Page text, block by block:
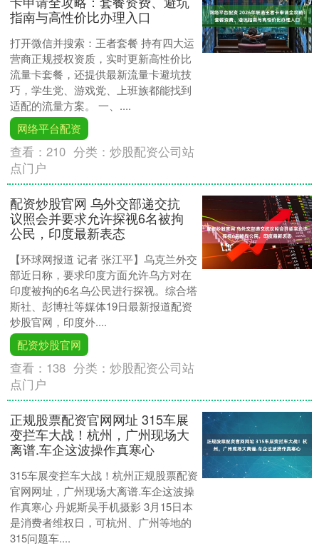
指南与高性价比办理入口
打开微信并搜索：王者套餐 持有四大运
营商正规授权资质，实时更新高性价比
流量卡套餐，还提供最新流量卡避坑技
巧，学生党、游戏党、上班族都能找到
适配的流量方案。 一、....
网络平台配资
查看：210 分类：炒股配资公司站
点门户
配资炒股官网 乌外交部递交抗
议照会并要求允许探视6名被拘
公民，印度最新表态
【环球网报道 记者 张江平】乌克兰外交
部近日称，要求印度方面允许乌方对在
印度被拘的6名乌公民进行探视。综合塔
斯社、彭博社等媒体19日最新报道配资
炒股官网，印度外....
配资炒股官网
查看： 138 分类：炒股配资公司站
点门户
正规股票配资官网网址 315车展
变拦车大战！杭州，广州现场大
离谱.车企这波操作真寒心
315车展变拦车大战！杭州正规股票配资
官网网址，广州现场大离谱.车企这波操
作真寒心 丹妮斯吴手机摄影 3月15日本
是消费者维权日，可杭州、广州等地的
315问题车....